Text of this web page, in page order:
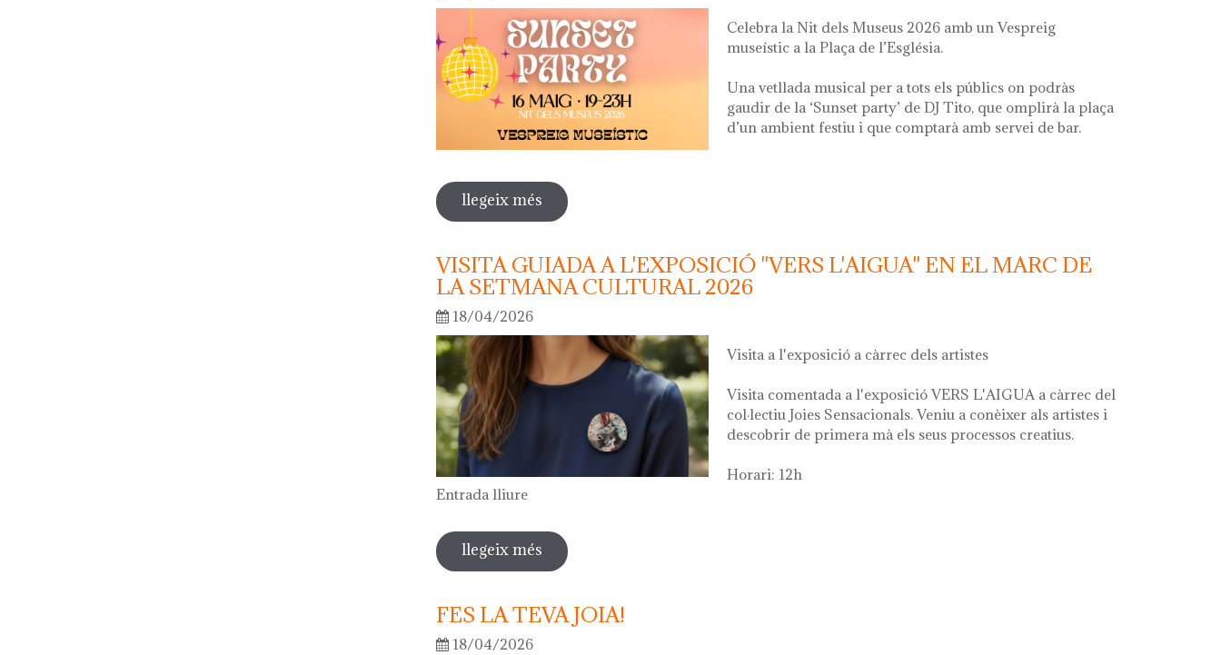
Celebra la Nit dels Museus 2026 amb un Vespreig
museístic a la Plaça de l’Església.
Una vetllada musical per a tots els públics on podràs
gaudir de la ‘Sunset party’ de DJ Tito, que omplirà la plaça
d’un ambient festiu i que comptarà amb servei de bar.
llegeix més sobre nit dels museus 2026
VISITA GUIADA A L'EXPOSICIÓ "VERS L'AIGUA" EN EL MARC DE
LA SETMANA CULTURAL 2026
18/04/2026
Visita a l'exposició a càrrec dels artistes
Visita comentada a l'exposició VERS L'AIGUA a càrrec del
col·lectiu Joies Sensacionals. Veniu a conèixer als artistes i
descobrir de primera mà els seus processos creatius.
Horari: 12h
Entrada lliure
llegeix més sobre visita guiada a l'exposició "vers l'aigua" en el marc de la setmana cultural
2026
FES LA TEVA JOIA!
18/04/2026